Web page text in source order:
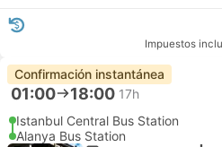
Impuestos
Confirmación instantánea
01:00 18:00 17h
Istanbul Central Bus Station
Alanya Bus Station